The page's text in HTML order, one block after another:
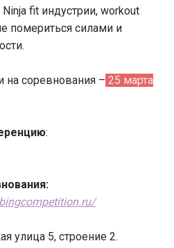
fit индустрии, workout
помериться силами и
на соревнования – 25 марта
:
улица 5, строение 2.